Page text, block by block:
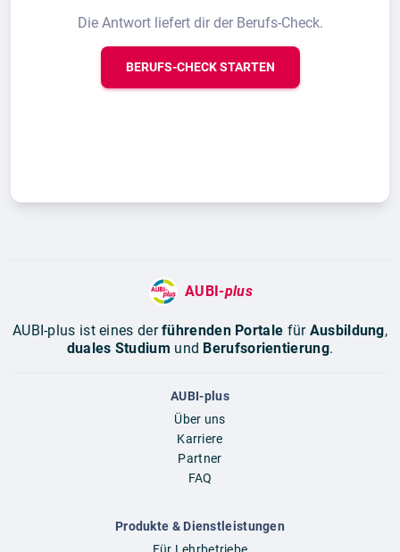
Die Antwort liefert dir der Berufs-Check.
BERUFS-CHECK STARTEN
AUBI-plus
AUBI-plus ist eines derführenden Portale für Ausbildung,
duales Studium und Berufsorientierung.
AUBI-plus
Über uns
Karriere
Partner
FAQ
Produkte & Dienstleistungen
Für Lehrbetriebe